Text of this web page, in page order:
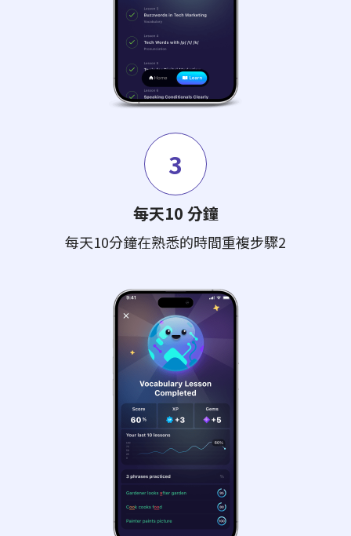
3
每天10 分鐘
每天10分鐘在熟悉的時間重複步驟2